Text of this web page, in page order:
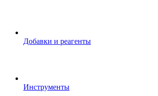
Добавки и реагенты
Инструменты